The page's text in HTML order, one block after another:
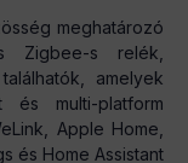
meghatározó
Zigbee-s relék,
amelyek
multi-platform
Apple Home,
és Home Assistant